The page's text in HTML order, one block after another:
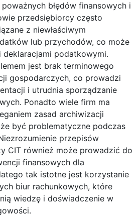
błędów finansowych i
przedsiębiorcy często
z niewłaściwym
lub przychodów, co może
deklaracjami podatkowymi.
jest brak terminowego
gospodarczych, co prowadzi
i utrudnia sporządzanie
Ponadto wiele firm ma
zasad archiwizacji
być problematyczne podczas
przepisów
CIT również może prowadzić do
finansowych dla
tak istotne jest korzystanie
biur rachunkowych, które
wiedzę i doświadczenie w